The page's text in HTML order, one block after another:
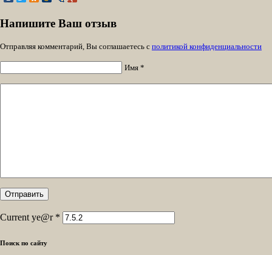
Напишите Ваш отзыв
Отправляя комментарий, Вы соглашаетесь с политикой конфиденциальности
Имя *
Current ye@r *
Поиск по сайту